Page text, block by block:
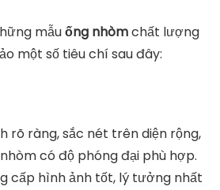
mẫuống nhòmchất lượng
một số tiêu chí sau đây:
rõ ràng, sắc nét trên diện rộng,
có độ phóng đại phù hợp.
cấp hình ảnh tốt, lý tưởng nhất